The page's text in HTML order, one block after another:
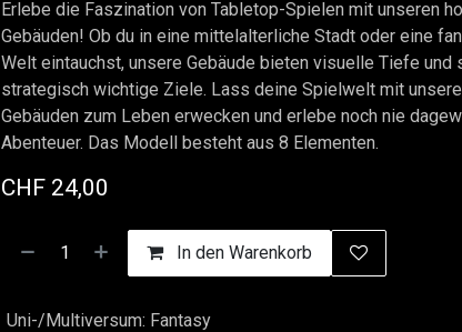
Erlebe die Faszination von Tabletop-Spielen mit unseren
Gebäuden! Ob du in eine mittelalterliche Stadt oder eine
Welt eintauchst, unsere Gebäude bieten visuelle Tiefe und
strategisch wichtige Ziele. Lass deine Spielwelt mit
Gebäuden zum Leben erwecken und erlebe noch nie
Abenteuer. Das Modell besteht aus 8 Elementen.
CHF 24,00
In den Warenkorb
Uni-/Multiversum: Fantasy